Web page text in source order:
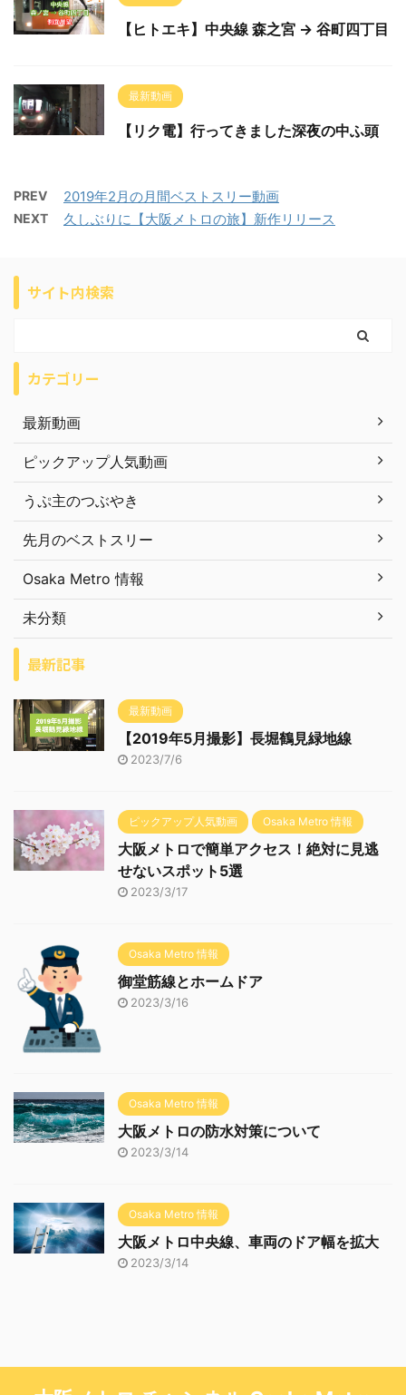
【ヒトエキ】中央線 森之宮 → 谷町四丁目
最新動画
【リク電】行ってきました深夜の中ふ頭
PREV 2019年2月の月間ベストスリー動画
NEXT 久しぶりに【大阪メトロの旅】新作リリース
サイト内検索
カテゴリー
最新動画
ピックアップ人気動画
うぷ主のつぶやき
先月のベストスリー
Osaka Metro 情報
未分類
最新記事
最新動画
【2019年5月撮影】長堀鶴見緑地線
2023/7/6
ピックアップ人気動画 Osaka Metro 情報
大阪メトロで簡単アクセス！絶対に見逃
せないスポット5選
2023/3/17
Osaka Metro 情報
御堂筋線とホームドア
2023/3/16
Osaka Metro 情報
大阪メトロの防水対策について
2023/3/14
Osaka Metro 情報
大阪メトロ中央線、車両のドア幅を拡大
2023/3/14